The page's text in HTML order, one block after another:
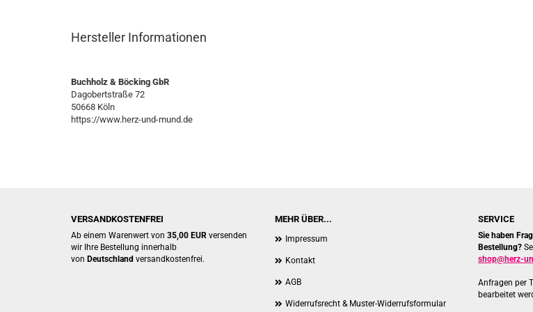
Hersteller Informationen
Buchholz & Böcking GbR
Dagobertstraße 72
50668 Köln
https://www.herz-und-mund.de
MEHR ÜBER...
Impressum
Kontakt
AGB
Widerrufsrecht & Muster-Widerrufsformular
SERVICE
Sie haben
Bestellung?
shop@herz-
Anfragen per
bearbeitet
VERSANDKOSTENFREI
Ab einem Warenwert von 35,00 EUR versenden
wir Ihre Bestellung innerhalb
von Deutschland versandkostenfrei.